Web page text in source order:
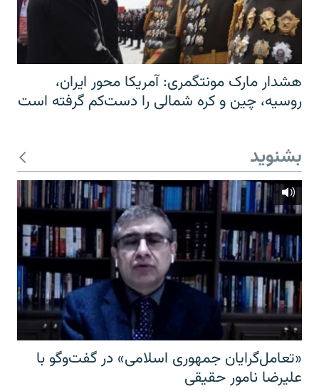
هشدار مارک مونتگمری: آمریکا محور ایران،
روسیه، چین و کره شمالی را دست‌کم گرفته است
بشنوید
«تعامل‌گرایان جمهوری اسلامی» در گفت‌وگو با
علیرضا نامور حقیقی